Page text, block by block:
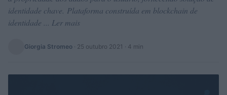
identidade chave. Plataforma construída em blockchain de
identidade ... Ler mais
Giorgia Stromeo · 25 outubro 2021 · 4 min